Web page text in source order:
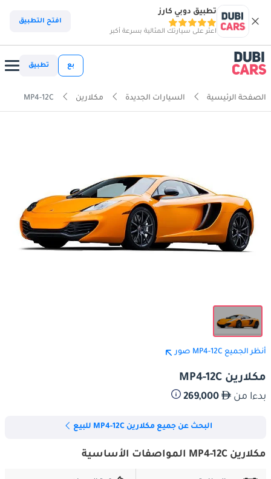
تطبيق دوبي كارز
اعثر على سيارتك المثالية بسرعة أكبر
افتح التطبيق
بع تطبيق
الصفحة الرئيسية السيارات الجديدة مكلارين MP4-12C
أنظر الجميع MP4-12C صور
مكلارين MP4-12C
بدءا من 269,000
البحث عن جميع مكلارين MP4-12C للبيع
مكلارين MP4-12C المواصفات الأساسية